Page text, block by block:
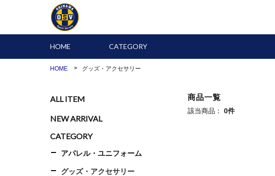
HOME CATEGORY
HOME グッズ・アクセサリー
商品一覧
該当商品： 0件
ALL ITEM
NEW ARRIVAL
CATEGORY
アパレル・ユニフォーム
グッズ・アクセサリー